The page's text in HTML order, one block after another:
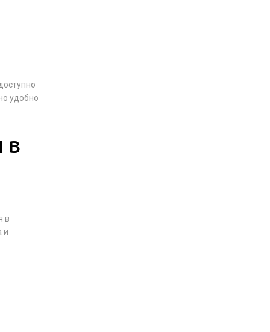
удобно
в
в
и